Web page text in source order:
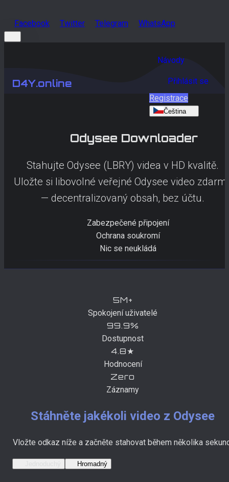
Facebook Twitter Telegram WhatsApp
D4Y.online
Návody
Přihlásit se
Registrace
Čeština
Odysee Downloader
Stahujte Odysee (LBRY) videa v HD kvalitě.
Uložte si libovolné veřejné Odysee video
— decentralizovaný obsah, bez účtu.
Zabezpečené připojení
Ochrana soukromí
Nic se neukládá
5M+
Spokojení uživatelé
99.9%
Dostupnost
4.8★
Hodnocení
Zero
Záznamy
Stáhněte jakékoli video z Odysee
Vložte odkaz níže a začněte stahovat během několika
Hromadný